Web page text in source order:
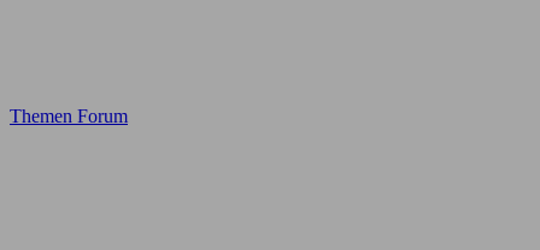
Themen Forum